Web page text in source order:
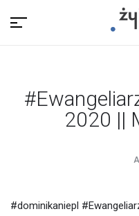
2020 ||
#dominikaniepl